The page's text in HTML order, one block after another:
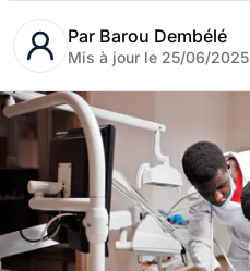
Par Barou Dembélé
Mis à jour le 25/06/2025